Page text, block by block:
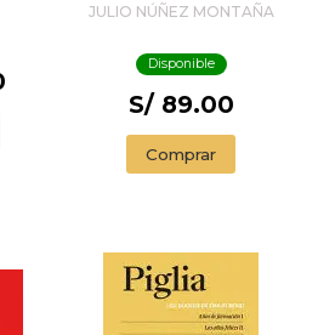
JULIO NÚÑEZ MONTAÑA
Disponible
S/ 89.00
Comprar